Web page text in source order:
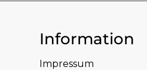
Information
Impressum